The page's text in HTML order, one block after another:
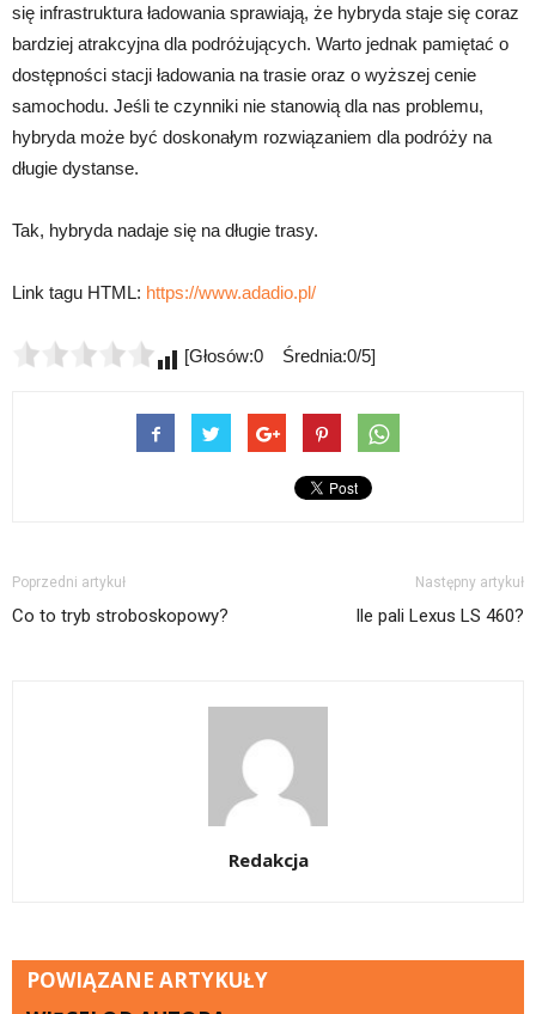
się infrastruktura ładowania sprawiają, że hybryda staje się coraz
bardziej atrakcyjna dla podróżujących. Warto jednak pamiętać o
dostępności stacji ładowania na trasie oraz o wyższej cenie
samochodu. Jeśli te czynniki nie stanowią dla nas problemu,
hybryda może być doskonałym rozwiązaniem dla podróży na
długie dystanse.
Tak, hybryda nadaje się na długie trasy.
Link tagu HTML: https://www.adadio.pl/
[Głosów:0 Średnia:0/5]
Poprzedni artykuł
Co to tryb stroboskopowy?
Następny artykuł
Ile pali Lexus LS 460?
Redakcja
POWIĄZANE ARTYKUŁY